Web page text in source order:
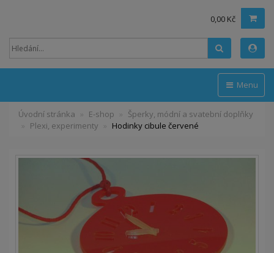
0,00 Kč
Menu
Úvodní stránka E-shop
Šperky, módní a svatební doplňky
Plexi, experimenty
Hodinky cibule červené